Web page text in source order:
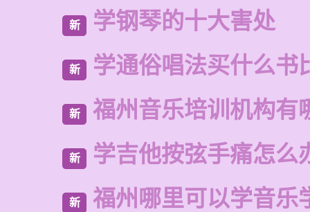
新 学钢琴的十大害处
新 学通俗唱法买什么书
新 福州音乐培训机构有
新 学吉他按弦手痛怎么
新 福州哪里可以学音乐